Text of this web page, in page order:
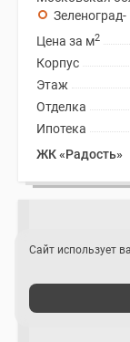
Цена за м2
Корпус
Этаж
Отделка
Ипотека
ЖК «Радость»
Сайт использует